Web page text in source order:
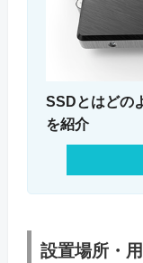
SSDとはどの
を紹介
設置場所・